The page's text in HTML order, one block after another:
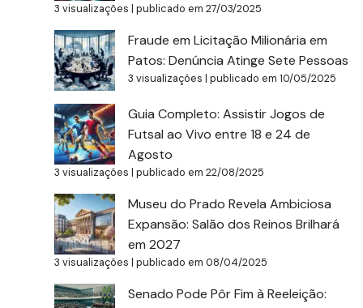
3 visualizações |publicado em 27/03/2025
Fraude em Licitação Milionária em
Patos: Denúncia Atinge Sete Pessoas
3 visualizações |publicado em 10/05/2025
Guia Completo: Assistir Jogos de
Futsal ao Vivo entre 18 e 24 de
Agosto
3 visualizações |publicado em 22/08/2025
Museu do Prado Revela Ambiciosa
Expansão: Salão dos Reinos Brilhará
em 2027
3 visualizações |publicado em 08/04/2025
Senado Pode Pôr Fim à Reeleição: